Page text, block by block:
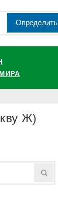
Определить
Ж)